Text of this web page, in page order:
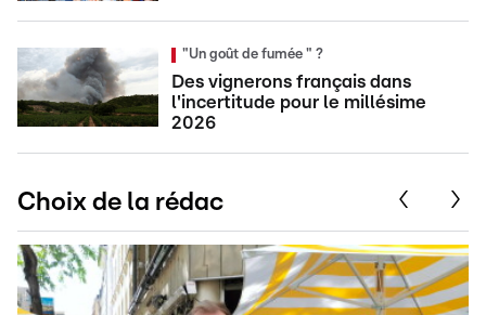
"Un goût de fumée " ?
Des vignerons français dans
l'incertitude pour le millésime
2026
Choix de la rédac